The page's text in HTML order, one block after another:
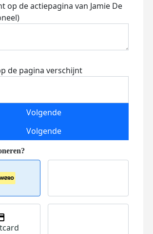
op de actiepagina van Jamie De
de pagina verschijnt
Volgende
Volgende